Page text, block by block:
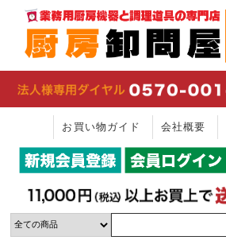
お買い物ガイド 会社概要